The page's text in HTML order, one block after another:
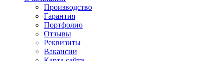
Производство
Гарантия
Портфолио
Отзывы
Реквизиты
Вакансии